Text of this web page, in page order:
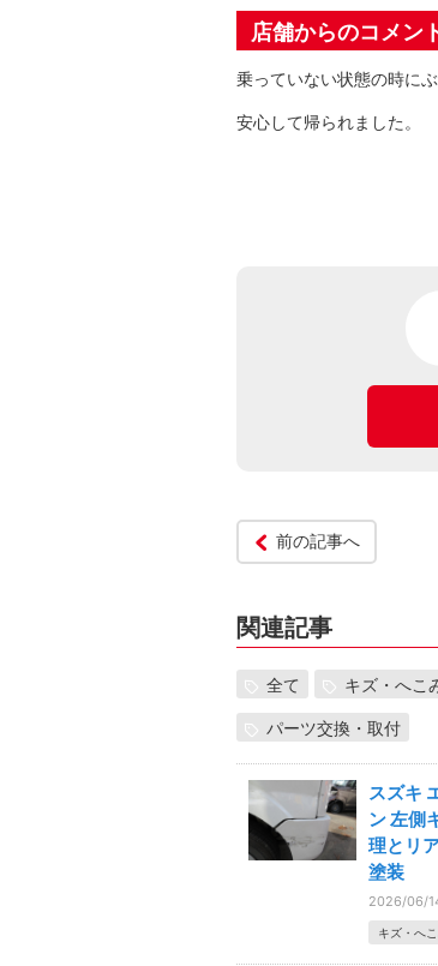
店舗からのコメン
乗っていない状態の時に
安心して帰られました。
前の記事へ
関連記事
全て キズ・へこ
パーツ交換・取付
スズキ
ン 左側
理とリ
塗装
2026/06/
キズ・へこ